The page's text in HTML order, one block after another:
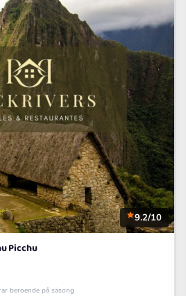
9.2/10
Picchu
beroende på säsong